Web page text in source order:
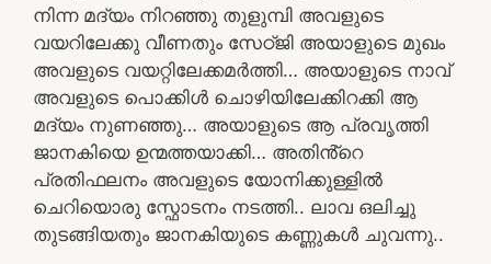
നിന്ന മദ്യം നിറഞ്ഞു തുളുമ്പി അവളുടെ
വയറിലേക്കു വീണതും സേഠ്ജി അയാളുടെ മുഖം
അവളുടെ വയറ്റിലേക്കമർത്തി… അയാളുടെ നാവ്
അവളുടെ പൊക്കിൾ ചൊഴിയിലേക്കിറക്കി ആ
മദ്യം നുണഞ്ഞു… അയാളുടെ ആ പ്രവൃത്തി
ജാനകിയെ ഉന്മത്തയാക്കി… അതിൻ്റെ
പ്രതിഫലനം അവളുടെ യോനിക്കുള്ളിൽ
ചെറിയൊരു സ്ഫോടനം നടത്തി.. ലാവ ഒലിച്ചു
തുടങ്ങിയതും ജാനകിയുടെ കണ്ണുകൾ ചുവന്നു..